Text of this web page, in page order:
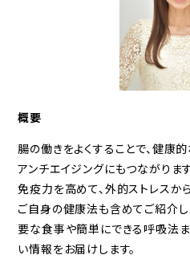
概要
腸の働きをよくすることで、健康
アンチエイジングにもつながりま
免疫力を高めて、外的ストレス
ご自身の健康法も含めてご紹介
要な食事や簡単にできる呼吸法ま
い情報をお届けします。